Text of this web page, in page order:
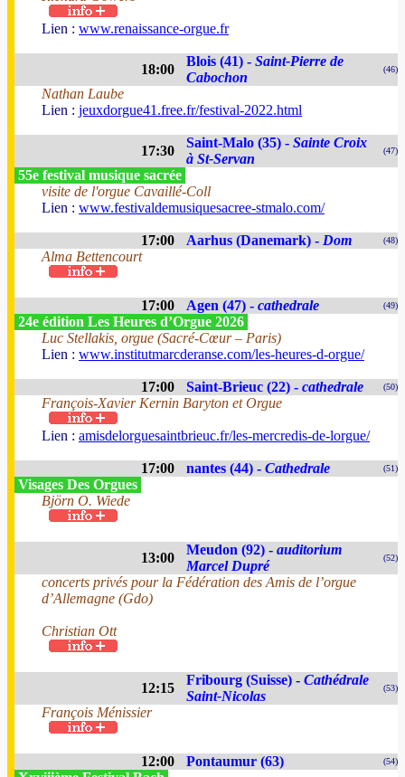
Lien : www.renaissance-orgue.fr
18:00
Blois (41) - Saint-Pierre de
Cabochon
(46)
Nathan Laube
Lien : jeuxdorgue41.free.fr/festival-2022.html
17:30
Saint-Malo (35) - Sainte Croix
à St-Servan
(47)
55e festival musique sacrée
visite de l'orgue Cavaillé-Coll
Lien : www.festivaldemusiquesacree-stmalo.com/
17:00 Aarhus (Danemark) - Dom (48)
Alma Bettencourt
17:00 Agen (47) - cathedrale (49)
24e édition Les Heures d’Orgue 2026
Luc Stellakis, orgue (Sacré-Cœur – Paris)
Lien : www.institutmarcderanse.com/les-heures-d-orgue/
17:00 Saint-Brieuc (22) - cathedrale (50)
François-Xavier Kernin Baryton et Orgue
Lien : amisdelorguesaintbrieuc.fr/les-mercredis-de-lorgue/
17:00 nantes (44) - Cathedrale (51)
Visages Des Orgues
Björn O. Wiede
13:00
Meudon (92) - auditorium
Marcel Dupré
(52)
concerts privés pour la Fédération des Amis de l’orgue
d’Allemagne (Gdo)
Christian Ott
12:15
Fribourg (Suisse) - Cathédrale
Saint-Nicolas
(53)
François Ménissier
12:00 Pontaumur (63) (54)